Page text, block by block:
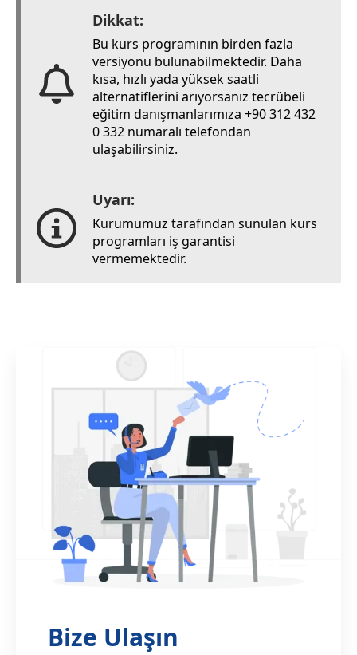
Dikkat:
Bu kurs programının birden fazla
versiyonu bulunabilmektedir. Daha
kısa, hızlı yada yüksek saatli
alternatiflerini arıyorsanız tecrübeli
eğitim danışmanlarımıza +90 312 432
0 332 numaralı telefondan
ulaşabilirsiniz.
Uyarı:
Kurumumuz tarafından sunulan kurs
programları iş garantisi
vermemektedir.
Bize Ulaşın